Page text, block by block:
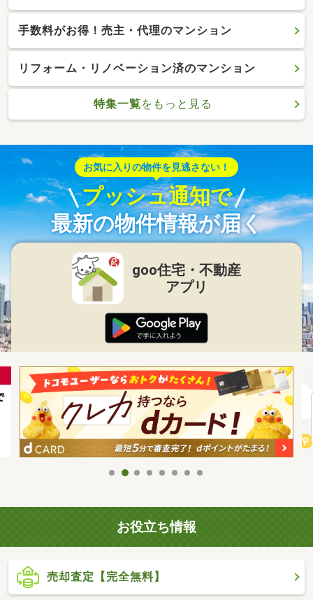
手数料がお得！売主・代理のマンション
リフォーム・リノベーション済のマンション
特集一覧をもっと見る
お気に入りの物件を見逃さない！
プッシュ通知で
最新の物件情報が届く
goo住宅・不動産
アプリ
お役立ち情報
売却査定【完全無料】